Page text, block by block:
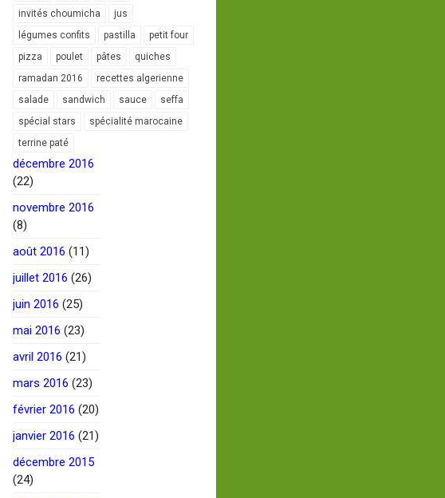
invités choumicha
jus
légumes confits
pastilla
petit four
pizza
poulet pâtes
quiches
ramadan 2016
recettes algerienne
salade
sandwich sauce
seffa
spécial stars
spécialité marocaine
terrine paté
décembre 2016
(22)
novembre 2016
(8)
août 2016 (11)
juillet 2016 (26)
juin 2016 (25)
mai 2016 (23)
avril 2016 (21)
mars 2016 (23)
février 2016 (20)
janvier 2016 (21)
décembre 2015
(24)